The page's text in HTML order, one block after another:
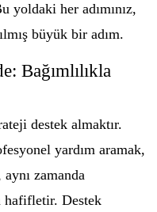
yoldaki her adımınız,
büyük bir adım.
Bağımlılıkla
destek almaktır.
yardım aramak,
zamanda
hafifletir. Destek